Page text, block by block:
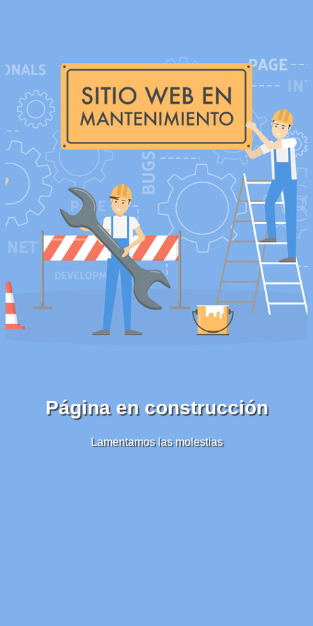
Página en construcción
Lamentamos las molestias